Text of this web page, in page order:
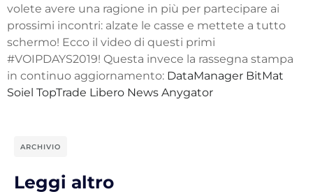
volete avere una ragione in più per partecipare ai
prossimi incontri: alzate le casse e mettete a tutto
schermo! Ecco il video di questi primi
#VOIPDAYS2019! Questa invece la rassegna stampa
in continuo aggiornamento: DataManager BitMat
Soiel TopTrade Libero News Anygator
ARCHIVIO
Leggi altro